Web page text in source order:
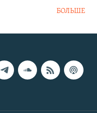
БОЛЬШЕ